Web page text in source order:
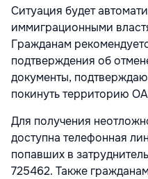
Ситуация будет
иммиграционными
Гражданам
подтверждения об
документы,
покинуть территорию
Для получения
доступна телефонная
попавших в
725462. Также